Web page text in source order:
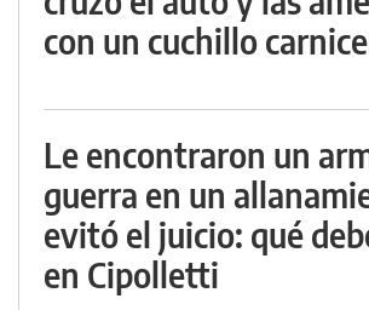
con un cuchillo
Le encontraron un
guerra en un
evitó el juicio: qué
en Cipolletti